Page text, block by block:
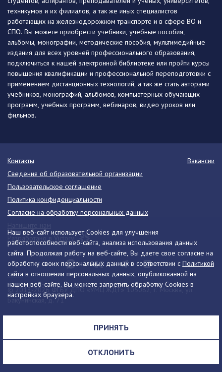
Наш веб-сайт использует Cookies для улучшения
работоспособности веб-сайта, анализа использования данных
сайта. Продолжая работу на веб-сайте, Вы даете свое согласие на
обработку своих персональных данных в соответствии с Политикой
сайта в отношении персональных данных, опубликованной на
нашем веб-сайте. Вы можете запретить обработку Cookies в
настройках браузера.
ПРИНЯТЬ
ОТКЛОНИТЬ
техникумов и их филиалов, а так же иных специалистов
работающих на железнодорожном транспорте и в сфере ВО и
СПО. Вы можете приобрести учебники, учебные пособия,
альбомы, монографии, методические пособия, мультимедийные
издания для всех уровней профессионального образования,
подключиться к нашей электронной библиотеке или пройти курсы
повышения квалификации и профессиональной переподготовки с
применением дистанционных технологий, а так же стать авторами
учебников, монографий, альбомов, компьютерных обучающих
программ, учебных программ, вебинаров, видео уроков или
фильмов.
© 2013-2026 ФГБУ ДПО «УМЦ ЖДТ» 105082, г. Москва, ул.
Бакунинская, д. 71
Телефон:8 (495) 739-00-30 info@umczdt.ru
схема проезда
Контакты
Вакансии
Сведения об образовательной организации
Пользовательское соглашение
Политика конфиденциальности
Согласие на обработку персональных данных
Разработано в Victory